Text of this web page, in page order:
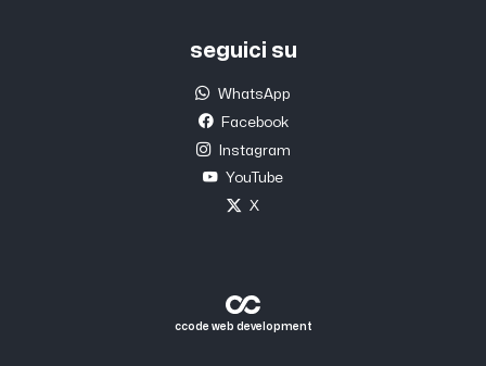
seguici su
WhatsApp
Facebook
Instagram
YouTube
X
ccode web development